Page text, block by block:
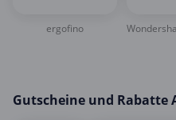
ergofino
Gutscheine und Rabatte